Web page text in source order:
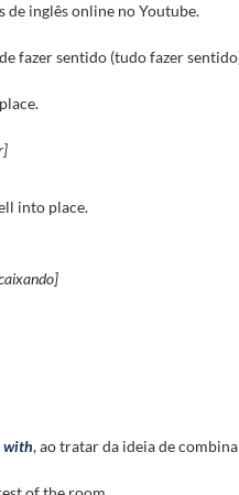
de inglês online no Youtube.
fazer sentido (tudo fazer
into place.
with, ao tratar da ideia de